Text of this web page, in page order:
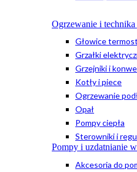
Ogrzewanie i technika
Głowice
Grzałki
Grzejniki i
Kotły i piece
Ogrzewanie
Opał
Pompy ciepła
Sterowniki i
Pompy i uzdatnianie
Akcesoria do